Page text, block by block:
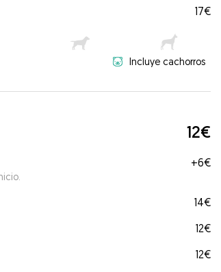
17€
Incluye cachorros
12€
+6€
14€
12€
12€